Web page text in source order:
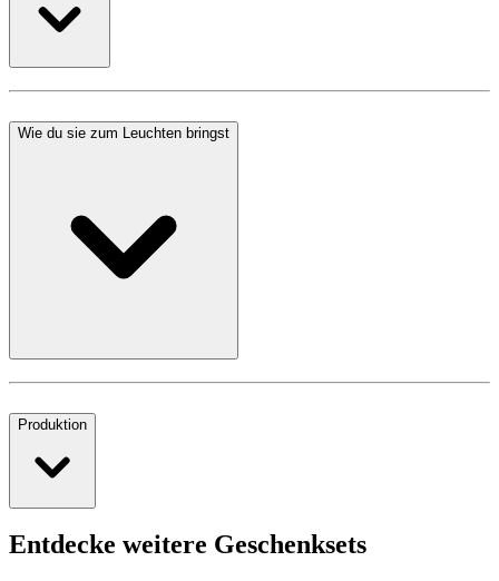
Wie du sie zum Leuchten bringst
Produktion
Entdecke weitere Geschenksets